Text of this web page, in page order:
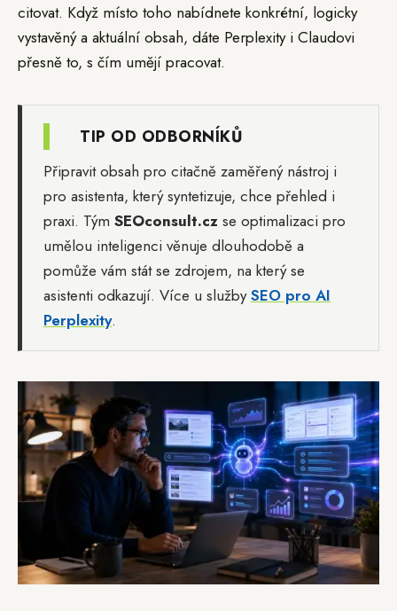
citovat. Když místo toho nabídnete konkrétní, logicky
vystavěný a aktuální obsah, dáte Perplexity i Claudovi
přesně to, s čím umějí pracovat.
TIP OD ODBORNÍKŮ
Připravit obsah pro citačně zaměřený nástroj i
pro asistenta, který syntetizuje, chce přehled i
praxi. Tým SEOconsult.cz se optimalizaci pro
umělou inteligenci věnuje dlouhodobě a
pomůže vám stát se zdrojem, na který se
asistenti odkazují. Více u službySEO pro AI
Perplexity.